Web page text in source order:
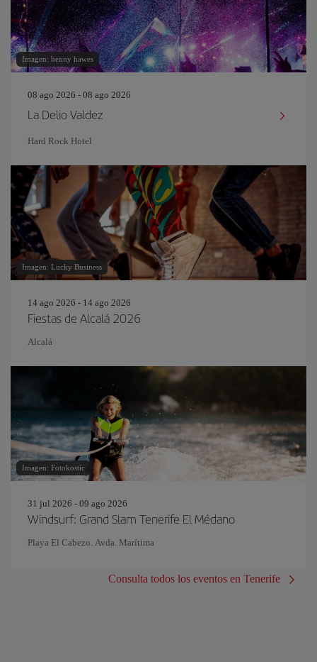
Imagen: benny hawes
08 ago 2026 - 08 ago 2026
La Delio Valdez
Hard Rock Hotel
Imagen: Lucky Business
14 ago 2026 - 14 ago 2026
Fiestas de Alcalá 2026
Alcalá
Imagen: Fotokostic
31 jul 2026 - 09 ago 2026
Windsurf: Grand Slam Tenerife El Médano
Playa El Cabezo. Avda. Marítima
Consulta todos los eventos en Tenerife